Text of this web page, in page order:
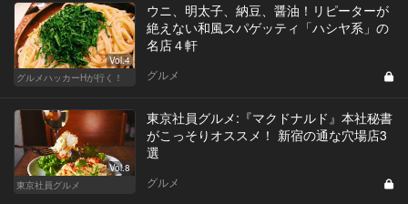
Vol.4
グルメハッカーHが行く！
ウニ、明太子、納豆、醤油！リピーターが
絶えない和風スパゲッティ「ハシヤ系」の
名店４軒
グルメ
Vol.8
東京社員グルメ
東京社員グルメ:『マクドナルド』本社秘書
がこっそりオススメ！ 新宿の通な穴場店3
選
グルメ